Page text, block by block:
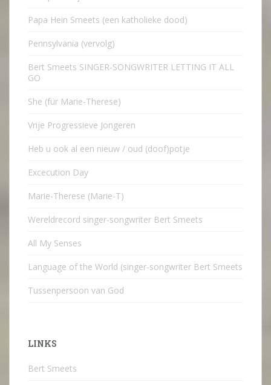
Papa Hein Smeets (een katholieke dood)
Pennsylvania (vervolg)
Bert Smeets SINGER-SONGWRITER LETTING IT ALL
GO
She (für Marie-Therese)
Vrije Progressieve Jongeren
Heb u ook al een nieuw / oud (doof)potje
Excecution Day
Marie-Therese (Marie-T)
Wereldrecord singer-songwriter Bert Smeets
All My Senses
Language of the World (singer-songwriter Bert Smeets
Tussenpersoon van God
LINKS
Bert Smeets